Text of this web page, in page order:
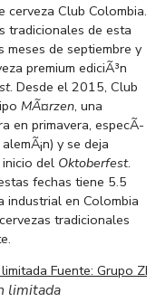
Club Colombia.
tradicionales de esta
meses de septiembre y
premium ediciÃ³n
. Desde el 2015, Club
MÃ¤rzen, una
en primavera, especÃ­
y se deja
del Oktoberfest.
fechas tiene 5.5
industrial en Colombia
tradicionales
limitada